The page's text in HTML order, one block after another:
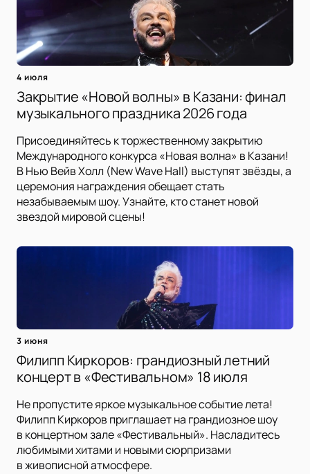
4 июля
Закрытие «Новой волны» в Казани: финал
музыкального праздника 2026 года
Присоединяйтесь к торжественному закрытию
Международного конкурса «Новая волна» в Казани!
В Нью Вейв Холл (New Wave Hall) выступят звёзды, а
церемония награждения обещает стать
незабываемым шоу. Узнайте, кто станет новой
звездой мировой сцены!
3 июня
Филипп Киркоров: грандиозный летний
концерт в «Фестивальном» 18 июля
Не пропустите яркое музыкальное событие лета!
Филипп Киркоров приглашает на грандиозное шоу
в концертном зале «Фестивальный». Насладитесь
любимыми хитами и новыми сюрпризами
в живописной атмосфере.